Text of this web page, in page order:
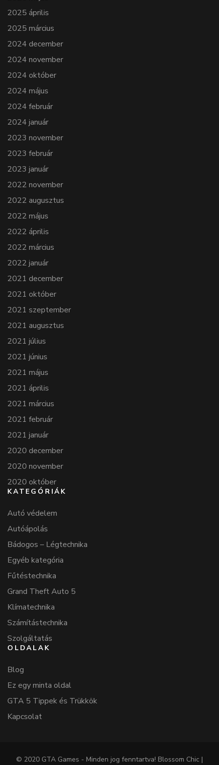
2025 április
2025 március
2024 december
2024 november
2024 október
2024 május
2024 február
2024 január
2023 november
2023 február
2023 január
2022 november
2022 augusztus
2022 május
2022 április
2022 március
2022 január
2021 december
2021 október
2021 szeptember
2021 augusztus
2021 július
2021 június
2021 május
2021 április
2021 március
2021 február
2021 január
2020 december
2020 november
2020 október
KATEGÓRIÁK
Autó védelem
Autóápolás
Bádogos – Légtechnika
Egyéb kategória
Fűtéstechnika
Grand Theft Auto 5
Klímatechnika
Számítástechnika
Szolgáltatás
OLDALAK
Blog
Ez egy minta oldal
GTA 5 Tippek és Trükkök
Kapcsolat
© 2020 GTA Games - Minden jog fenntartva! Blossom Chic |